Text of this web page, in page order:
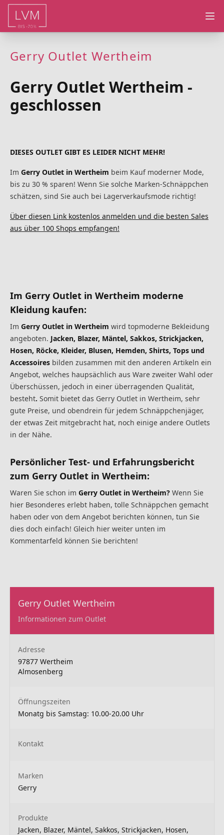
Gerry Outlet Wertheim
Gerry Outlet Wertheim -
geschlossen
DIESES OUTLET GIBT ES LEIDER NICHT MEHR!
Im Gerry Outlet in Wertheim beim Kauf moderner Mode,
bis zu 30 % sparen! Wenn Sie solche Marken-Schnäppchen
schätzen, sind Sie auch bei Lagerverkaufsmode richtig!
Über diesen Link kostenlos anmelden und die besten Sales
aus über 100 Shops empfangen!
Im Gerry Outlet in Wertheim moderne
Kleidung kaufen:
Im Gerry Outlet in Wertheim wird topmoderne Bekleidung
angeboten. Jacken, Blazer, Mäntel, Sakkos, Strickjacken,
Hosen, Röcke, Kleider, Blusen, Hemden, Shirts, Tops und
Accessoires bilden zusammen mit den anderen Artikeln ein
Angebot, welches haupsächlich aus Ware zweiter Wahl oder
Überschüssen, jedoch in einer überragenden Qualität,
besteht. Somit bietet das Gerry Outlet in Wertheim, sehr
gute Preise, und obendrein für jedem Schnäppchenjäger,
der etwas Zeit mitgebracht hat, noch einige andere Outlets
in der Nähe.
Persönlicher Test- und Erfahrungsbericht
zum Gerry Outlet in Wertheim:
Waren Sie schon im Gerry Outlet in Wertheim? Wenn Sie
hier Besonderes erlebt haben, tolle Schnäppchen gemacht
haben oder von dem Angebot berichten können, tun Sie
dies doch einfach! Gleich hier weiter unten im
Kommentarfeld können Sie berichten!
Gerry Outlet Wertheim
Informationen zum Outlet
Adresse
97877 Wertheim
Almosenberg
Öffnungszeiten
Monatg bis Samstag: 10.00-20.00 Uhr
Kontakt
Marken
Gerry
Produkte
Jacken, Blazer, Mäntel, Sakkos, Strickjacken, Hosen,